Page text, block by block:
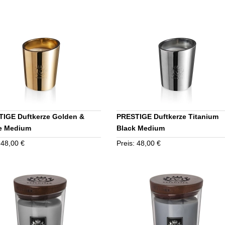
Duftkerze Golden &
Medium
€
PRESTIGE Duftkerze Titanium
Black Medium
Preis: 48,00 €